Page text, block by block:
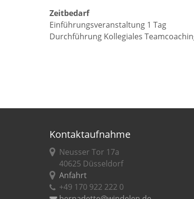
Zeitbedarf
Einführungsveranstaltung 1 Tag
Durchführung Kollegiales
Kontaktaufnahme
Neusser Tor 17a
40625 Düsseldorf
Anfahrt
+49 170 922 222 0